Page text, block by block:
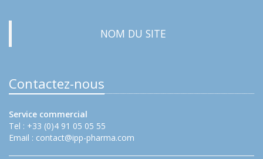
NOM DU SITE
Contactez-nous
Service commercial
Tel : +33 (0)4 91 05 05 55
Email : contact@ipp-pharma.com